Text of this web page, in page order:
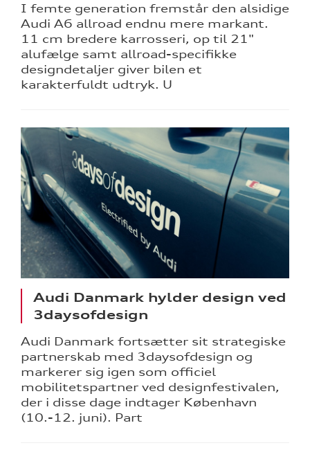
I femte generation fremstår den alsidige
Audi A6 allroad endnu mere markant.
11 cm bredere karrosseri, op til 21"
alufælge samt allroad-specifikke
designdetaljer giver bilen et
karakterfuldt udtryk. U
Audi Danmark hylder design ved
3daysofdesign
Audi Danmark fortsætter sit strategiske
partnerskab med 3daysofdesign og
markerer sig igen som officiel
mobilitetspartner ved designfestivalen,
der i disse dage indtager København
(10.-12. juni). Part